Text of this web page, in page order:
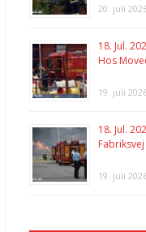
20. juli
18. Jul.
Hos
19. juli
18. Jul.
19. juli